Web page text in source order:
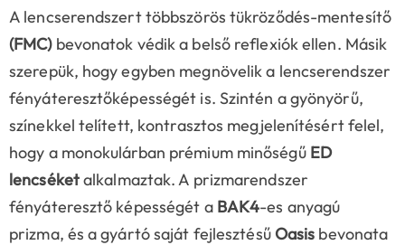
A lencserendszert többszörös tükröződés-mentesítő
(FMC)bevonatok védik a belső reflexiók ellen. Másik
szerepük, hogy egyben megnövelik a lencserendszer
fényáteresztőképességét is. Szintén a gyönyörű,
színekkel telített, kontrasztos megjelenítésért felel,
hogy a monokulárban prémium minőségű ED
lencséketalkalmaztak. A prizmarendszer
fényáteresztő képességét a BAK4-es anyagú
prizma, és a gyártó saját fejlesztésűOasis bevonata